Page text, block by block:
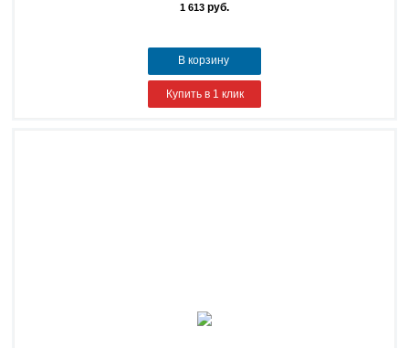
1 613 руб.
В корзину
Купить в 1 клик